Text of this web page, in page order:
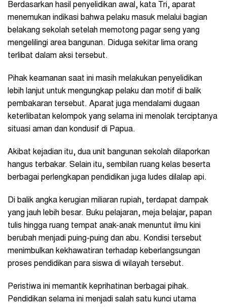
Berdasarkan hasil penyelidikan awal, kata Tri, aparat
menemukan indikasi bahwa pelaku masuk melalui bagian
belakang sekolah setelah memotong pagar seng yang
mengelilingi area bangunan. Diduga sekitar lima orang
terlibat dalam aksi tersebut.
Pihak keamanan saat ini masih melakukan penyelidikan
lebih lanjut untuk mengungkap pelaku dan motif di balik
pembakaran tersebut. Aparat juga mendalami dugaan
keterlibatan kelompok yang selama ini menolak terciptanya
situasi aman dan kondusif di Papua.
Akibat kejadian itu, dua unit bangunan sekolah dilaporkan
hangus terbakar. Selain itu, sembilan ruang kelas beserta
berbagai perlengkapan pendidikan juga ludes dilalap api.
Di balik angka kerugian miliaran rupiah, terdapat dampak
yang jauh lebih besar. Buku pelajaran, meja belajar, papan
tulis hingga ruang tempat anak-anak menuntut ilmu kini
berubah menjadi puing-puing dan abu. Kondisi tersebut
menimbulkan kekhawatiran terhadap keberlangsungan
proses pendidikan para siswa di wilayah tersebut.
Peristiwa ini memantik keprihatinan berbagai pihak.
Pendidikan selama ini menjadi salah satu kunci utama